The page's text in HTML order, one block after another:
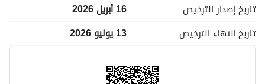
تاريخ إصدار الترخيص
16 أبريل 2026
تاريخ انتهاء الترخيص 13 يوليو 2026